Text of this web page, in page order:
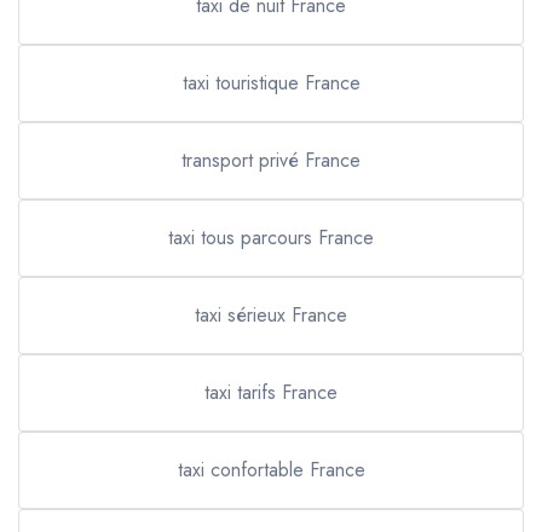
taxi touristique France
transport privé France
taxi tous parcours France
taxi sérieux France
taxi tarifs France
taxi confortable France